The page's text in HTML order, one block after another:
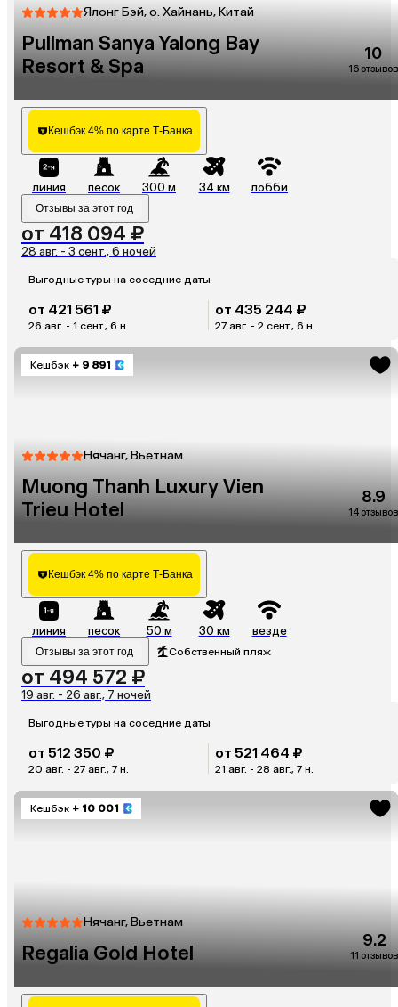
Ялонг Бэй, о. Хайнань, Китай
Pullman Sanya Yalong Bay
Resort & Spa
10
16 отзывов
Кешбэк 4% по карте Т-Банка
линия песок 300 м 34 км лобби
Отзывы за этот год
от 418 094 ₽
28 авг. - 3 сент., 6 ночей
Выгодные туры на соседние даты
от 421 561 ₽
26 авг. - 1 сент., 6 н.
от 435 244 ₽
27 авг. - 2 сент., 6 н.
Кешбэк + 9 891
Нячанг, Вьетнам
Muong Thanh Luxury Vien
Trieu Hotel
8.9
14 отзывов
Кешбэк 4% по карте Т-Банка
линия песок 50 м 30 км везде
Отзывы за этот год Собственный пляж
от 494 572 ₽
19 авг. - 26 авг., 7 ночей
Выгодные туры на соседние даты
от 512 350 ₽
20 авг. - 27 авг., 7 н.
от 521 464 ₽
21 авг. - 28 авг., 7 н.
Кешбэк + 10 001
Нячанг, Вьетнам
Regalia Gold Hotel
9.2
11 отзывов